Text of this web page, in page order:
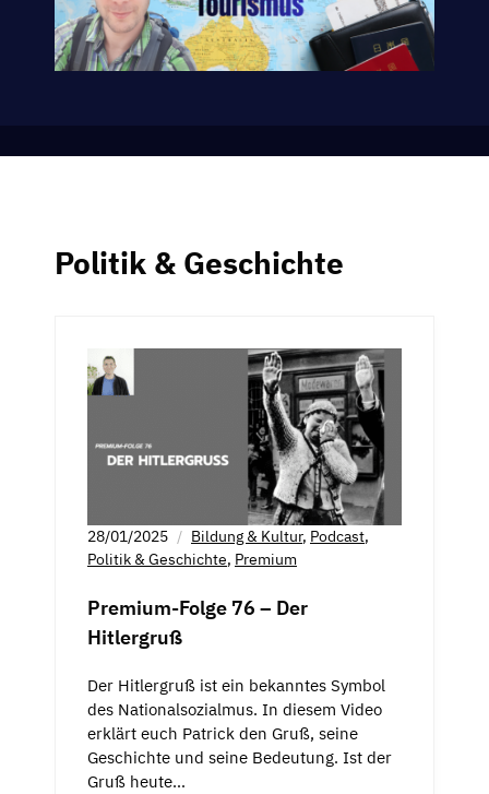
Politik & Geschichte
28/01/2025 Bildung & Kultur, Podcast,
Politik & Geschichte, Premium
Premium-Folge 76 – Der
Hitlergruß
Der Hitlergruß ist ein bekanntes Symbol
des Nationalsozialmus. In diesem Video
erklärt euch Patrick den Gruß, seine
Geschichte und seine Bedeutung. Ist der
Gruß heute…